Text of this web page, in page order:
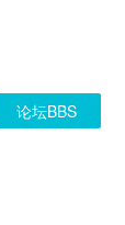
论坛BBS